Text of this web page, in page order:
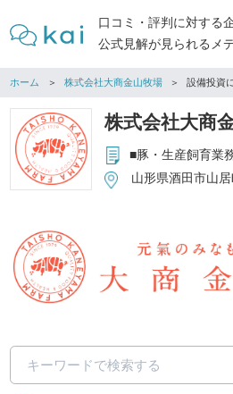
口コミ・評判に対する
公式見解が見られるメ
ホーム 株式会社大商金山牧場 設備投資
株式会社大商
山形県酒田市山